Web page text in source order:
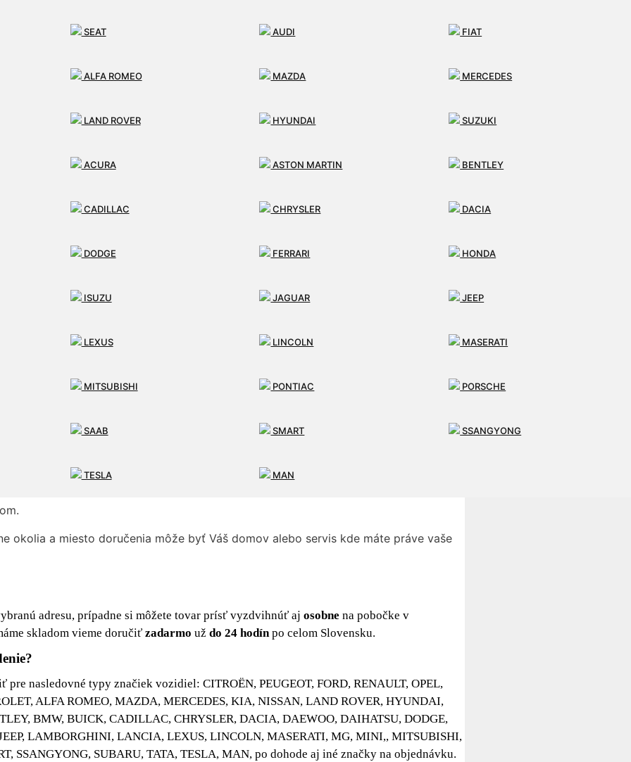
SEAT AUDI FIAT
ALFA ROMEO MAZDA MERCEDES
LAND ROVER HYUNDAI SUZUKI
ACURA ASTON MARTIN BENTLEY
CADILLAC CHRYSLER DACIA
DODGE FERRARI HONDA
ISUZU JAGUAR JEEP
LEXUS LINCOLN MASERATI
MITSUBISHI PONTIAC PORSCHE
SAAB SMART SSANGYONG
TESLA MAN
vo viac ako 1797 ks repasovaných riadení
servo-riadení Stará Ľubovňa
od objednania s cenou doručenia
po celom Slovensku.
okolia a miesto doručenia môže byť Váš domov alebo servis kde máte práve vaše
adresu, prípadne si môžete tovar prísť vyzdvihnúť aj osobne na pobočke v
skladom vieme doručiť zadarmo už do 24 hodínpo celom Slovensku.
pre nasledovné typy značiek vozidiel: CITROËN, PEUGEOT, FORD, RENAULT, OPEL,
ALFA ROMEO, MAZDA, MERCEDES, KIA, NISSAN, LAND ROVER, HYUNDAI,
BMW, BUICK, CADILLAC, CHRYSLER, DACIA, DAEWOO, DAIHATSU, DODGE,
LAMBORGHINI, LANCIA, LEXUS, LINCOLN, MASERATI, MG, MINI,, MITSUBISHI,
SSANGYONG, SUBARU, TATA, TESLA, MAN, po dohode aj iné značky na objednávku.